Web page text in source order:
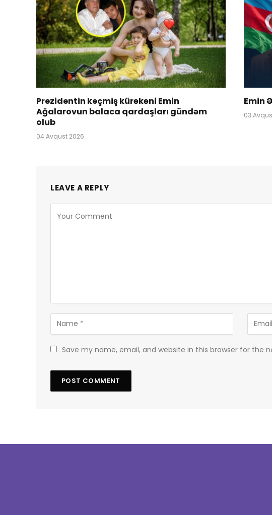
Prezidentin keçmiş kürəkəni Emin
Ağalarovun balaca qardaşları gündəm
olub
04 Avqust 2026
Emin
03
LEAVE A REPLY
Save my name, email, and website in this browser for the